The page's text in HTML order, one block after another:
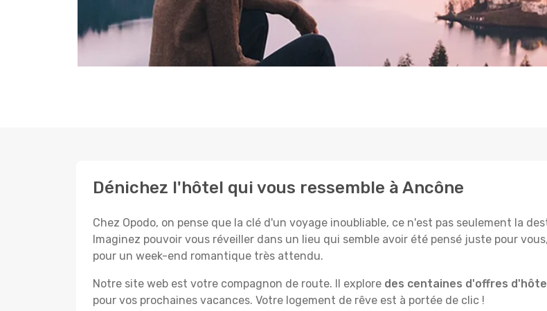
Dénichez l'hôtel qui vous ressemble à Ancône
Chez Opodo, on pense que la clé d'un voyage inoubliable, ce n'est pas seulement la
Imaginez pouvoir vous réveiller dans un lieu qui semble avoir été pensé juste pour
pour un week-end romantique très attendu.
Notre site web est votre compagnon de route. Il explore des centaines d'offres
pour vos prochaines vacances. Votre logement de rêve est à portée de clic !